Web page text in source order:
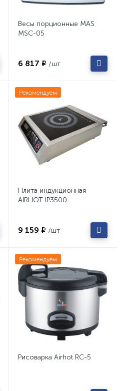
Весы порционные MAS
MSC-05
6 817 ₽ /шт
Рекомендуем
Плита индукционная
AIRHOT IP3500
9 159 ₽ /шт
Рекомендуем
Рисоварка Airhot RC-5